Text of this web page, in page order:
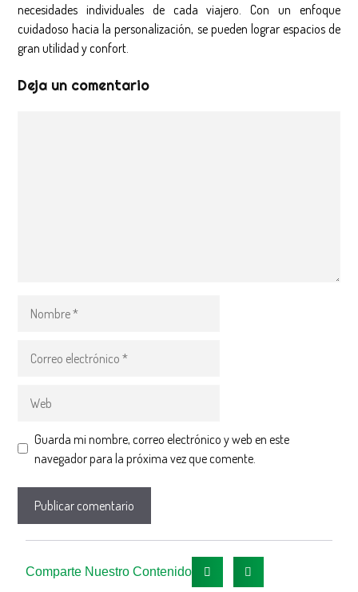
necesidades individuales de cada viajero. Con un enfoque
cuidadoso hacia la personalización, se pueden lograr espacios de
gran utilidad y confort.
Deja un comentario
Guarda mi nombre, correo electrónico y web en este
navegador para la próxima vez que comente.
Comparte Nuestro Contenido